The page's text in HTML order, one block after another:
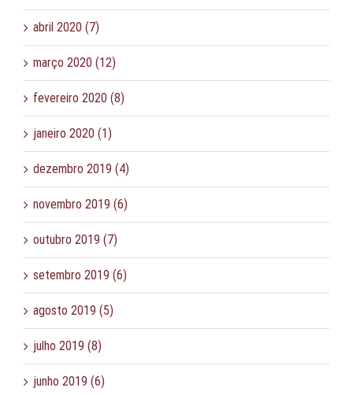
abril 2020 (7)
março 2020 (12)
fevereiro 2020 (8)
janeiro 2020 (1)
dezembro 2019 (4)
novembro 2019 (6)
outubro 2019 (7)
setembro 2019 (6)
agosto 2019 (5)
julho 2019 (8)
junho 2019 (6)